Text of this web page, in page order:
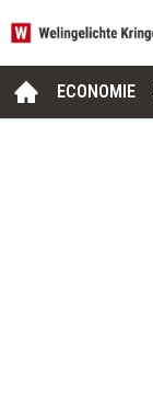
ECONOMIE